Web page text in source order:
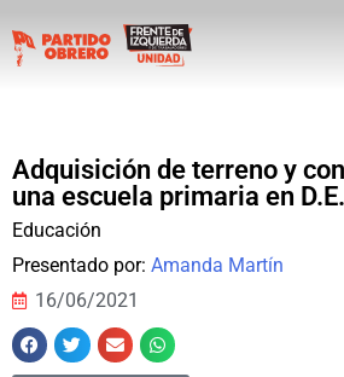
Adquisición de terreno y
una escuela primaria en
Educación
Presentado por: Amanda Martín
16/06/2021